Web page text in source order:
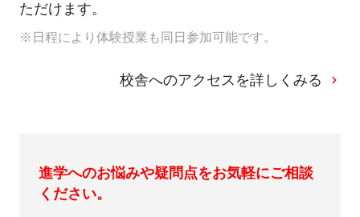
ただけます。
※日程により体験授業も同日参加可能です。
校舎へのアクセスを詳しくみる
進学へのお悩みや疑問点をお気軽にご相談
ください。